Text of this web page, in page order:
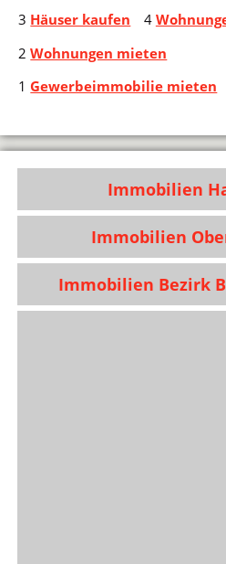
3 Häuser kaufen 4
2Wohnungen mieten
1Gewerbeimmobilie mieten
Immobilien
Immobilien
Immobilien Bezirk